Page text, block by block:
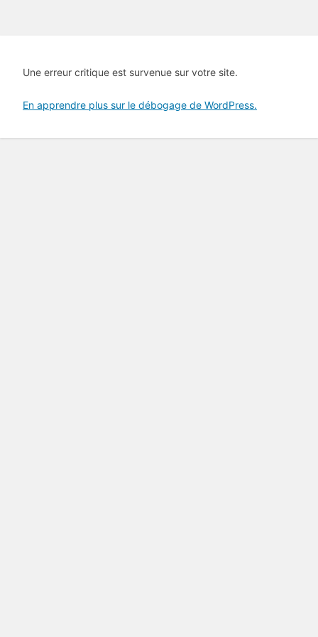
Une erreur critique est survenue sur votre site.
En apprendre plus sur le débogage de WordPress.